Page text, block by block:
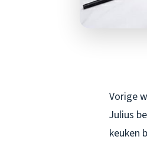
Vorige
Julius
keuken